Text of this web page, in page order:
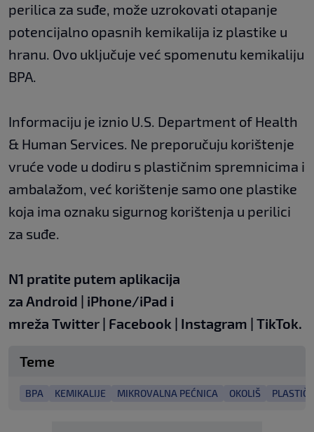
perilica za suđe, može uzrokovati otapanje
potencijalno opasnih kemikalija iz plastike u
hranu. Ovo uključuje već spomenutu kemikaliju
BPA.
Informaciju je iznio U.S. Department of Health
& Human Services. Ne preporučuju korištenje
vruće vode u dodiru s plastičnim spremnicima i
ambalažom, već korištenje samo one plastike
koja ima oznaku sigurnog korištenja u perilici
za suđe.
N1 pratite putem aplikacija
za Android iPhone/iPad i
mreža Twitter Facebook Instagram TikTok.
Teme
BPA KEMIKALIJE MIKROVALNA PEĆNICA OKOLIŠ